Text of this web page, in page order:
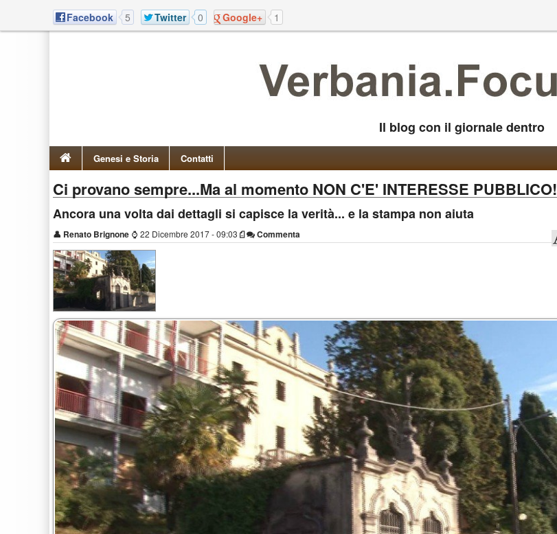
Facebook 5 Twitter 0 Google+ 1
Il blog con il giornale dentro
Genesi e Storia Contatti
Ci provano sempre...Ma al momento NON C'E' INTERESSE PUBBLICO!
Ancora una volta dai dettagli si capisce la verità... e la stampa non aiuta
👤 Renato Brignone ⌚ 22 Dicembre 2017 - 09:03 Commenta